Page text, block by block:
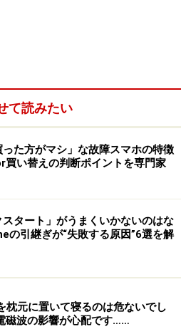
て読みたい
った方がマシ」な故障スマホの特徴
買い替えの判断ポイントを専門家
スタート」がうまくいかないのはな
の引継ぎが“失敗する原因”6選を解
枕元に置いて寝るのは危ないでし
磁波の影響が心配です……